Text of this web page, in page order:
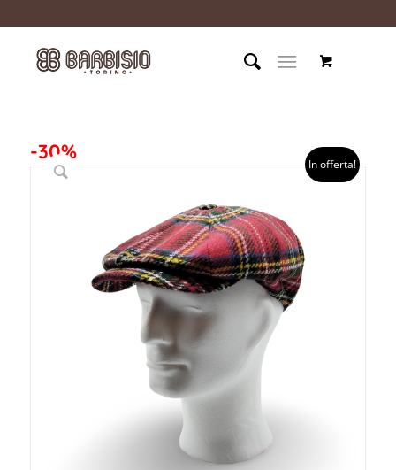
-30%
In offerta!